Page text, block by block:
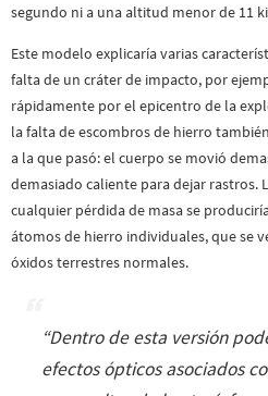
segundo ni a una altitud menor de 11
Este modelo explicaría varias
falta de un cráter de impacto, por
rápidamente por el epicentro de la
la falta de escombros de hierro
a la que pasó: el cuerpo se movió
demasiado caliente para dejar rastros.
cualquier pérdida de masa se
átomos de hierro individuales, que se
óxidos terrestres normales.
“Dentro de esta versión
efectos ópticos asociados